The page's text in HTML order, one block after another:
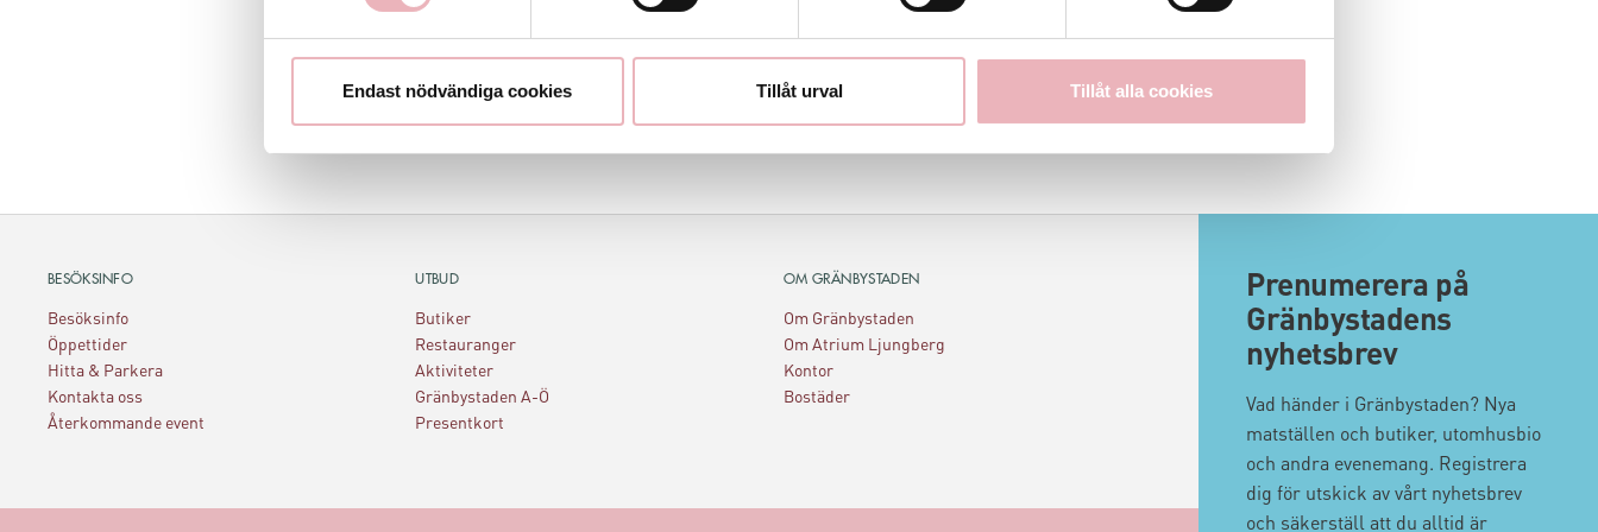
Endast nödvändiga cookies Tillåt urval Tillåt alla cookies
trygghet och inspiration på vägen genom föräldraskapet.
Välkommen till BabySam, där din resa som förälder börjar – och växer –
tillsammans med oss!
BESÖKSINFO
Besöksinfo
Öppettider
Hitta & Parkera
Kontakta oss
Återkommande event
UTBUD
Butiker
Restauranger
Aktiviteter
Gränbystaden A-Ö
Presentkort
OM GRÄNBYSTADEN
Om Gränbystaden
Om Atrium Ljungberg
Kontor
Bostäder
Prenumerera på
Gränbystadens
nyhetsbrev
Vad händer i Gränbystaden? Nya
matställen och butiker, utomhusbio
och andra evenemang. Registrera
dig för utskick av vårt nyhetsbrev
och säkerställ att du alltid är